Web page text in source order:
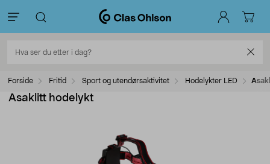
Forside Fritid Sport og utendørsaktivitet Hodelykter LED
Asaklitt hodelykt